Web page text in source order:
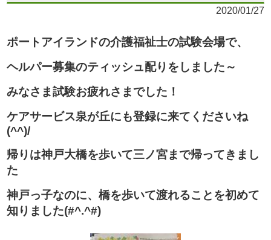
2020/01/27
ポートアイランドの介護福祉士の試験会場で、
ヘルパー募集のティッシュ配りをしました～
みなさま試験お疲れさまでした！
ケアサービス泉が丘にも登録に来てくださいね
(^^)/
帰りは神戸大橋を歩いて三ノ宮まで帰ってきまし
た
神戸っ子なのに、橋を歩いて渡れることを初めて
知りました(#^.^#)